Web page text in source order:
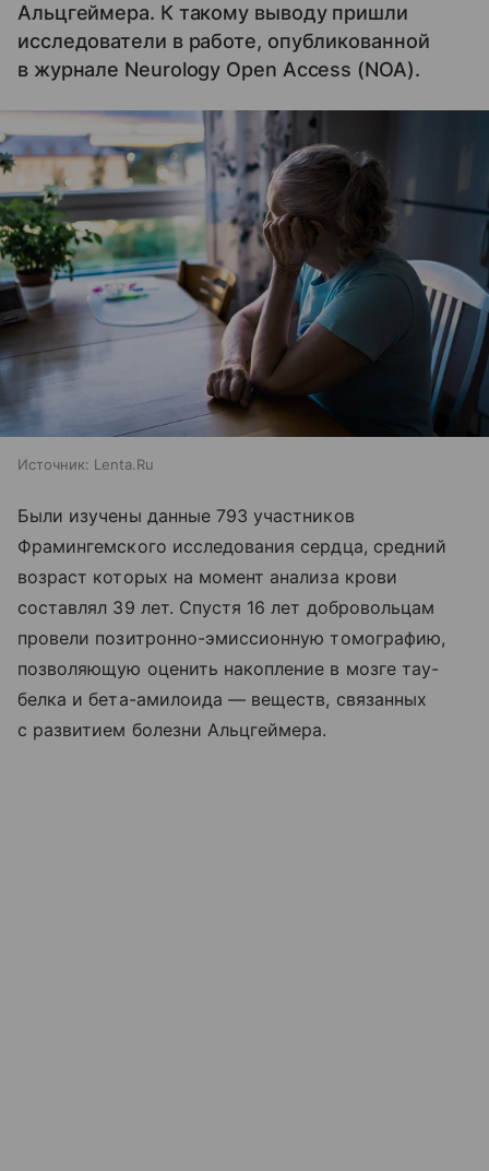
Альцгеймера. К такому выводу пришли
исследователи в работе, опубликованной
в журнале Neurology Open Access (NOA).
Источник: Lenta.Ru
Были изучены данные 793 участников
Фрамингемского исследования сердца, средний
возраст которых на момент анализа крови
составлял 39 лет. Спустя 16 лет добровольцам
провели позитронно-эмиссионную томографию,
позволяющую оценить накопление в мозге тау-
белка и бета-амилоида — веществ, связанных
с развитием болезни Альцгеймера.